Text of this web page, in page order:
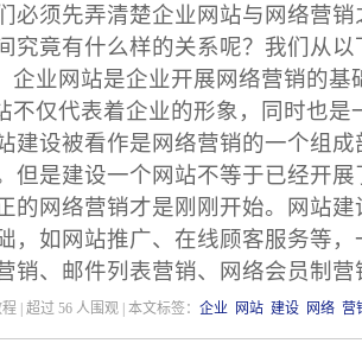
必须先弄清楚企业网站与网络营
究竟有什么样的关系呢？我们从
业网站是企业开展网络营销的基
仅代表着企业的形象，同时也是
建设被看作是网络营销的一个组
但是建设一个网站不等于已经开
的网络营销才是刚刚开始。网站
，如网站推广、在线顾客服务等
销、邮件列表营销、网络会员制
| 超过 56 人围观 | 本文标签： 企业 网站 建设 网络 营